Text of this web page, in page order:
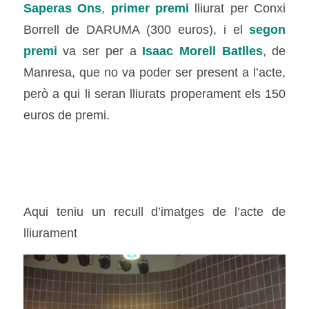
Saperas Ons, primer premi lliurat per Conxi
Borrell de DARUMA (300 euros), i elsegon
premiva ser per a Isaac Morell Batlles, de
Manresa, que no va poder ser present a l’acte,
però a qui li seran lliurats properament els 150
euros de premi.
Aqui teniu un recull d’imatges de l’acte de
lliurament